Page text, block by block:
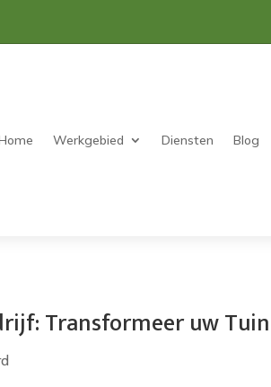
Werkgebied Diensten Blog
Transformeer uw